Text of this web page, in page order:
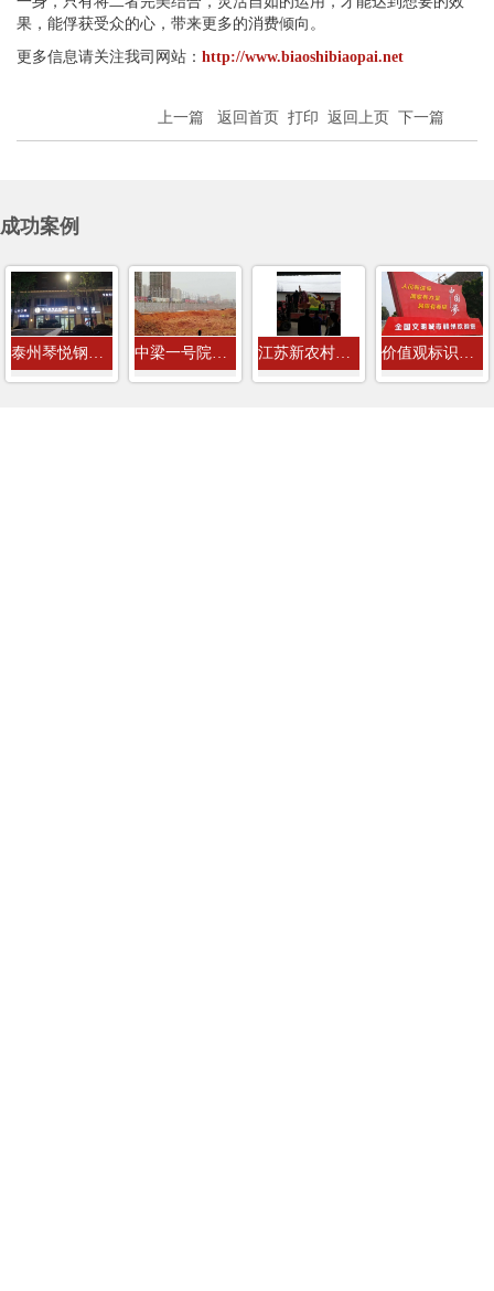
果，能俘获受众的心，带来更多的消费倾向。
更多信息请关注我司网站： http://www.biaoshibiaopai.net
上一篇 返回首页 打印 返回上页 下一篇
成功案例